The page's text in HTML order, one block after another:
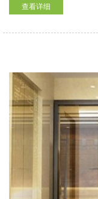
查看详细